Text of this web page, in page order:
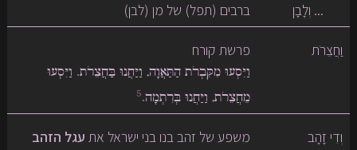
... וְלָבָן
ברבים (תפל) של מן (לבן)
וַחֲצֵרֹת פרשת קורח
וַיִּסְעוּ מִקִּבְרֹת הַתַּאֲוָה, וַיַּחֲנוּ בַּחֲצֵרֹת. וַיִּסְעוּ
מֵחֲצֵרֹת, וַיַּחֲנוּ בְּרִתְמָה.5
וְדִי זָהָב משפע של זהב בנו בני ישראל את עגל הזהב